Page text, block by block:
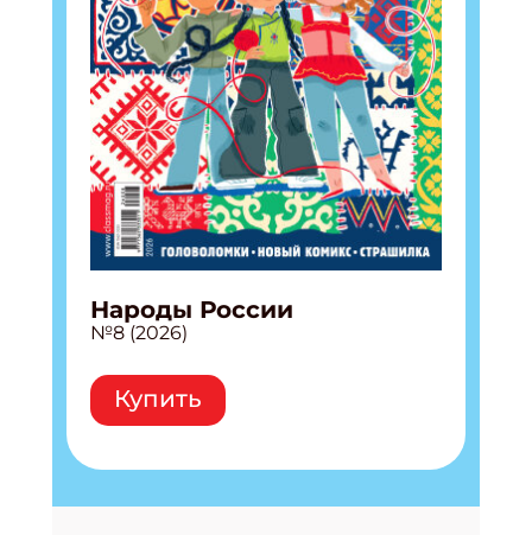
Народы России
№8 (2026)
Купить